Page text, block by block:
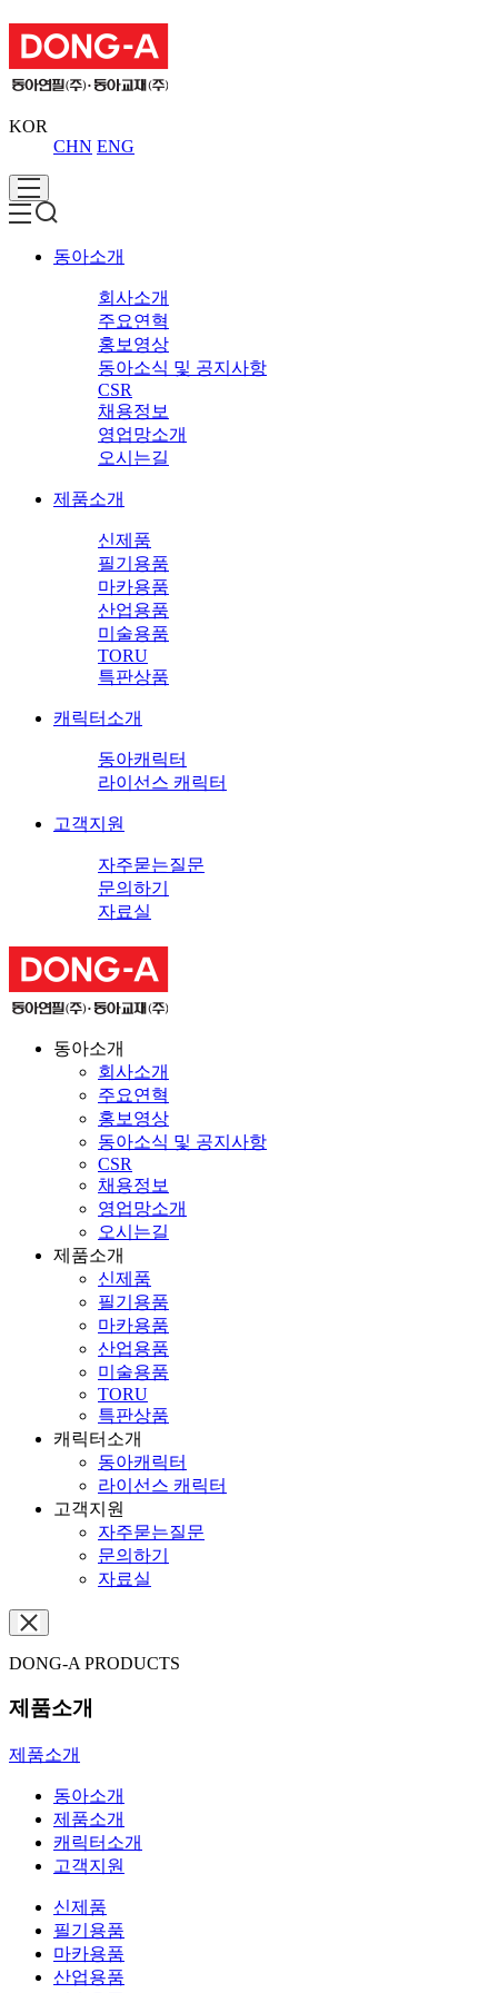
KOR
CHN ENG
동아소개
회사소개
주요연혁
홍보영상
동아소식 및 공지사항
CSR
채용정보
영업망소개
오시는길
제품소개
신제품
필기용품
마카용품
산업용품
미술용품
TORU
특판상품
캐릭터소개
동아캐릭터
라이선스 캐릭터
고객지원
자주묻는질문
문의하기
자료실
동아소개
회사소개
주요연혁
홍보영상
동아소식 및 공지사항
CSR
채용정보
영업망소개
오시는길
제품소개
신제품
필기용품
마카용품
산업용품
미술용품
TORU
특판상품
캐릭터소개
동아캐릭터
라이선스 캐릭터
고객지원
자주묻는질문
문의하기
자료실
DONG-A PRODUCTS
제품소개
제품소개
동아소개
제품소개
캐릭터소개
고객지원
신제품
필기용품
마카용품
산업용품